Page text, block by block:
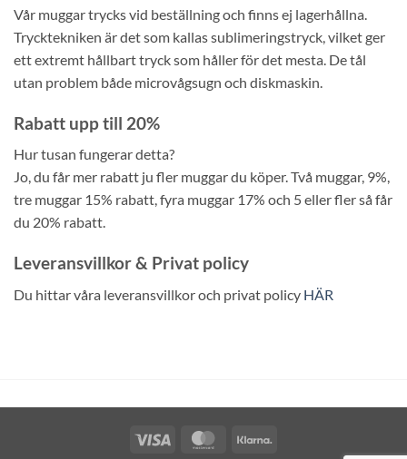
Vår muggar trycks vid beställning och finns ej lagerhållna.
Trycktekniken är det som kallas sublimeringstryck, vilket ger
ett extremt hållbart tryck som håller för det mesta. De tål
utan problem både microvågsugn och diskmaskin.
Rabatt upp till 20%
Hur tusan fungerar detta?
Jo, du får mer rabatt ju fler muggar du köper. Två muggar, 9%,
tre muggar 15% rabatt, fyra muggar 17% och 5 eller fler så får
du 20% rabatt.
Leveransvillkor & Privat policy
Du hittar våra leveransvillkor och privat policy HÄR
Visa MasterCard